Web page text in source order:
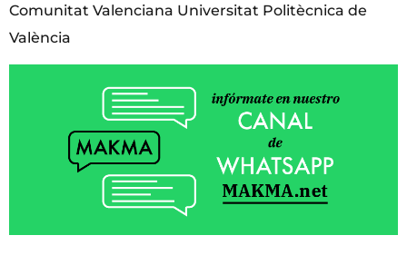
Comunitat Valenciana Universitat Politècnica de
València